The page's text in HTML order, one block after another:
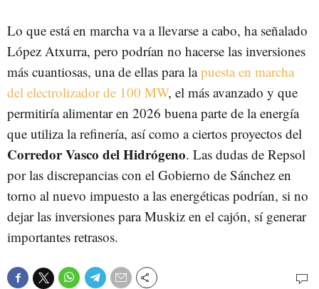
Lo que está en marcha va a llevarse a cabo, ha señalado
López Atxurra, pero podrían no hacerse las inversiones
más cuantiosas, una de ellas para lapuesta en marcha
del electrolizador de 100 MW, el más avanzado y que
permitiría alimentar en 2026 buena parte de la energía
que utiliza la refinería, así como a ciertos proyectos del
Corredor Vasco del Hidrógeno. Las dudas de Repsol
por las discrepancias con el Gobierno de Sánchez en
torno al nuevo impuesto a las energéticas podrían, si no
dejar las inversiones para Muskiz en el cajón, sí generar
importantes retrasos.